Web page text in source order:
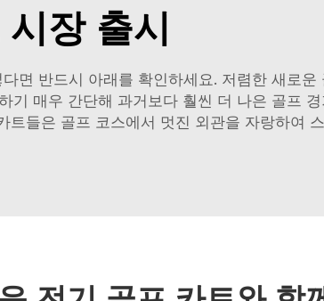
장 출시
면 반드시 아래를 확인하세요. 저렴한 새로운
기 매우 간단해 과거보다 훨씬 더 나은 골프
들은 골프 코스에서 멋진 외관을 자랑하여